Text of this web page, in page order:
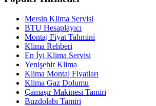
Mersin Klima Servisi
BTU Hesaplayıcı
Montaj Fiyat Tahmini
Klima Rehberi
En İyi Klima Servisi
Yenişehir Klima
Klima Montaj Fiyatları
Klima Gaz Dolumu
Çamaşır Makinesi Tamiri
Buzdolabı Tamiri